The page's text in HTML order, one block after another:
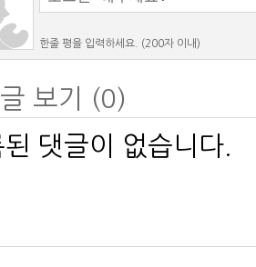
한줄 평을 입력하세요. (200자 이내)
보기 (0)
댓글이 없습니다.